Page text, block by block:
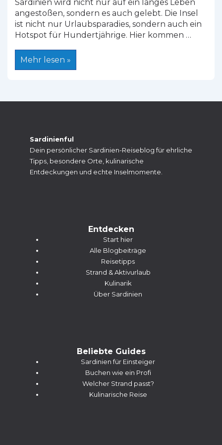
Sardinien wird nicht nur auf ein langes Leben
angestoßen, sondern es auch gelebt. Die Insel
ist nicht nur Urlaubsparadies, sondern auch ein
Hotspot für Hundertjährige. Hier kommen …
Blaue
Mehr lesen »
Sardinienful
Dein persönlicher Sardinien-Reiseblog für ehrliche
Tipps, besondere Orte, kulinarische
Entdeckungen und echte Inselmomente.
Entdecken
Start hier
Alle Blogbeiträge
Reisetipps
Strand & Aktivurlaub
Kulinarik
Über Sardinien
Beliebte Guides
Sardinien für Einsteiger
Buchen wie ein Profi
Welcher Strand passt?
Kulinarische Reise